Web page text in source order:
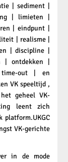
| sediment |
| limieten |
| eindpunt |
| realisme |
| discipline |
| ontdekken |
out | en
VK speeltijd ,
het geheel VK-
leent zich
VK-gerichte
in de mode